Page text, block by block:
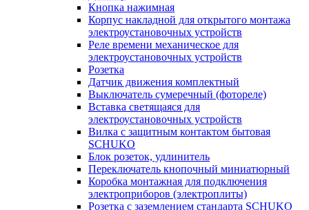
Кнопка нажимная
Корпус накладной для открытого монтажа
электроустановочных устройств
Реле времени механическое для
электроустановочных устройств
Розетка
Датчик движения комплектный
Выключатель сумеречный (фотореле)
Вставка светящаяся для
электроустановочных устройств
Вилка с защитным контактом бытовая
SCHUKO
Блок розеток, удлинитель
Переключатель кнопочный миниатюрный
Коробка монтажная для подключения
электроприборов (электроплиты)
Розетка с заземлением стандарта SCHUKO